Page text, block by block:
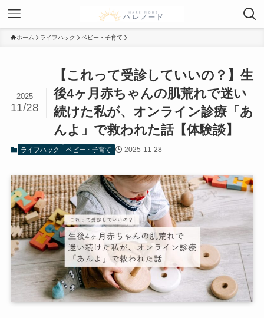
ホーム ライフハック ベビー・子育て
【これって受診していいの？】生
後4ヶ月赤ちゃんの肌荒れで迷い
続けた私が、オンライン診療「あ
んよ」で救われた話【体験談】
2025
11/28
ライフハック ベビー・子育て 2025-11-28